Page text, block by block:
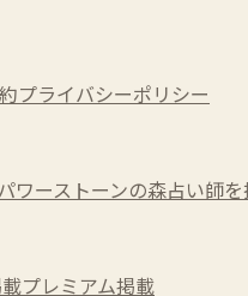
プライバシーポリシー
ワーストーンの森占い師
プレミアム掲載